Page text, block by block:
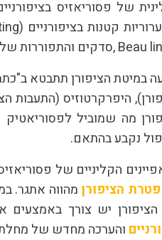
של פסוריאזיס
קטנות בציפורניים (
Beau,סדקים והתפוררות של
במיטת הציפורן תתבטא
היפרקרטוזיס (התעבות
מה שמוביל
נקבע בהתאם.
הקליניים של
פטרת הציפורן מהווה אתגר.
יש צורך באמצעים
והערכה מחדש של מחלת